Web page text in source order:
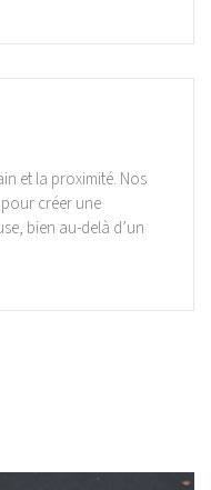
et la proximité. Nos
créer une
bien au-delà d’un